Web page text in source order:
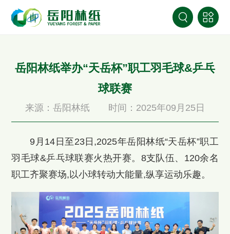
岳阳林纸举办“天岳杯”职工羽毛球&乒乓
球联赛
来源：岳阳林纸 时间：2025年09月25日
9月14日至23日,2025年岳阳林纸“天岳杯”职工
羽毛球&乒乓球联赛火热开赛。8支队伍、120余名
职工齐聚赛场,以小球转动大能量,纵享运动乐趣。